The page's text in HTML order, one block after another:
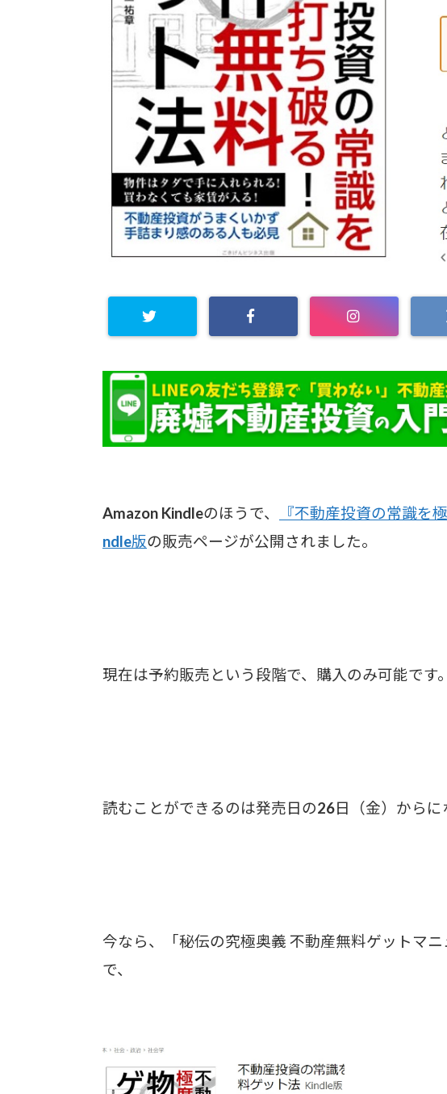
Amazon Kindleのほうで、
『不動産投資の常識を
ndle版の販売ページが公開されました。
現在は予約販売という段階で、 購入のみ可能です。
読むことができるのは発売日の26日（金）からに
今なら、「秘伝の究極奥義 不動産無料ゲットマ
で、